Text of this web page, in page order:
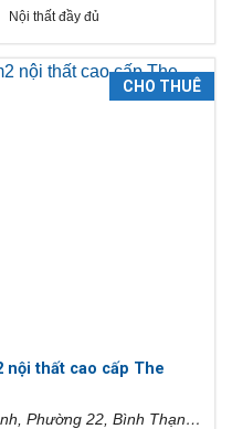
Nội thất đầy đủ
CHO THUÊ
nội thất cao cấp The
Phường 22, Bình Thạnh,